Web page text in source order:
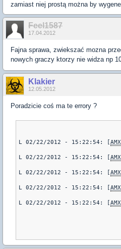
zamiast niej prostą można by
Feel1587
17.04.2012
Fajna sprawa, zwiekszać mozna
nowych graczy ktorzy nie widza np
Klakier
12.05.2012
Poradzicie coś ma te errory ?
L 02/22/2012 - 15:22:54: [
L 02/22/2012 - 15:22:54: [
L 02/22/2012 - 15:22:54: [
L 02/22/2012 - 15:22:54: [
L 02/22/2012 - 15:22:54: [